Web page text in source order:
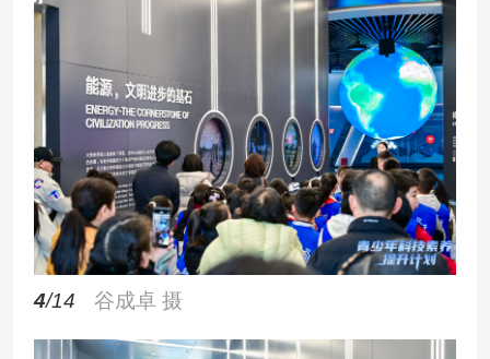
4/14 谷成卓 摄